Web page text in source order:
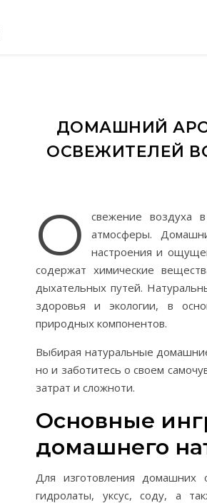
ДОМАШНИЙ
ОСВЕЖИТЕЛЕЙ
О
свежение воздуха
атмосферы.
настроения и
содержат химические
дыхательных путей.
здоровья и экологии, в
природных компонентов.
Выбирая натуральные
но и заботитесь о своем
затрат и сложноти.
Основные
домашнего
Для изготовления домашних
гидролаты, уксус, соду, а